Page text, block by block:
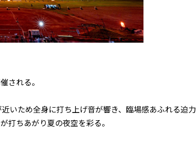
される。
いため全身に打ち上げ音が響き、臨場感あふれる迫力
打ちあがり夏の夜空を彩る。